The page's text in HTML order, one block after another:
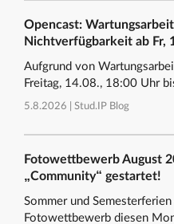
Opencast:
Nichtverfügbarkeit ab Fr,
Aufgrund von
Freitag, 14.08., 18:00 Uhr
5.8.2026 | Stud.IP Blog
Fotowettbewerb August
„Community“ gestartet!
Sommer und
Fotowettbewerb diesen